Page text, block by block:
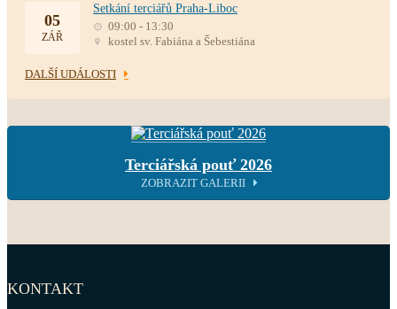
05
ZÁŘ
Setkání terciářů Praha-Liboc
09:00 - 13:30
kostel sv. Fabiána a Šebestiána
DALŠÍ UDÁLOSTI
Terciářská pouť 2026
ZOBRAZIT GALERII
KONTAKT